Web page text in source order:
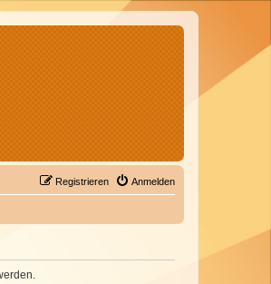
Anmelden
Registrieren